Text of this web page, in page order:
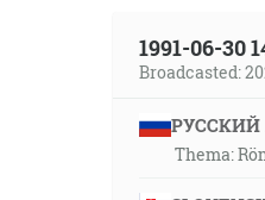
1991-06-30
Broadcasted:
РУССКИЙ
Thema: